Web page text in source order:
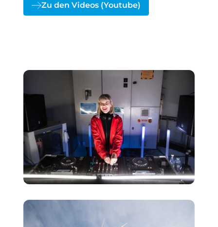
Zu den Videos (Youtube)